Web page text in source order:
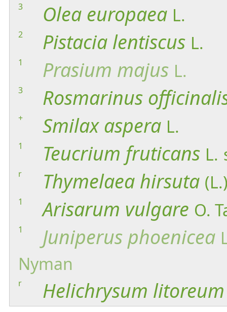
3 Olea europaea L.
2 Pistacia lentiscus L.
1 Prasium majus L.
3 Rosmarinus
+ Smilax aspera L.
1 Teucrium fruticans L.
r Thymelaea hirsuta
1 Arisarum vulgare O.
1 Juniperus phoenicea
Nyman
r Helichrysum litoreum